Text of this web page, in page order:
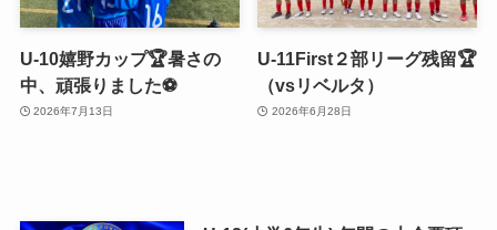
U-10嬉野カップ🏆暑さの
中、頑張りました⚽️
2026年7月13日
U-11First２部リーグ残留🏆
（vsリベルタ）
2026年6月28日